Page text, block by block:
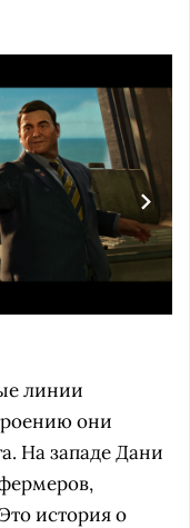
линии
они
На западе Дани
история о